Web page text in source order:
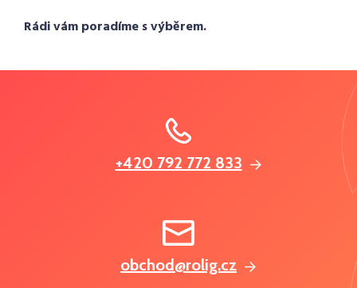
Rádi vám poradíme s výběrem.
+420 792 772 833
obchod@rolig.cz